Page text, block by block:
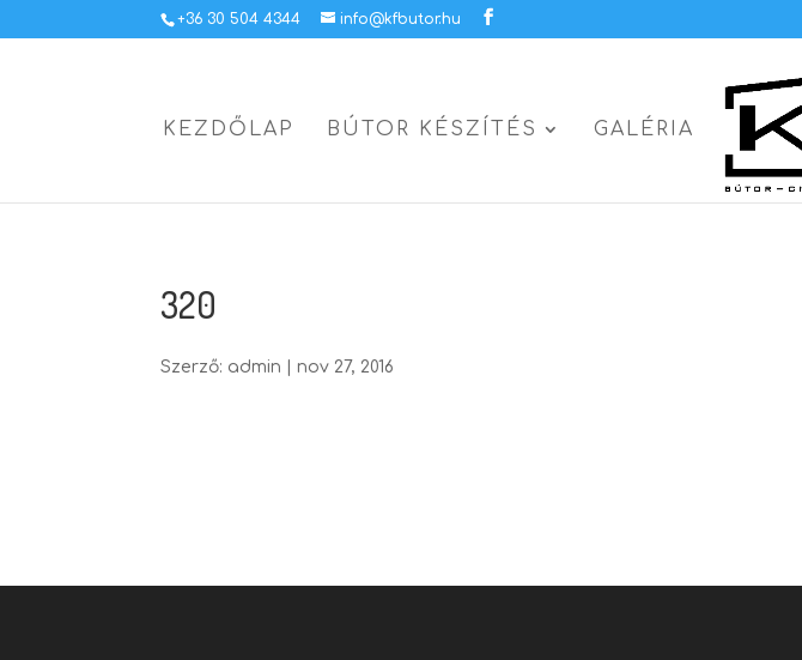
+36 30 504 4344 info@kfbutor.hu
KEZDŐLAP BÚTOR KÉSZÍTÉS GALÉRIA
320
Szerző: admin |nov 27, 2016